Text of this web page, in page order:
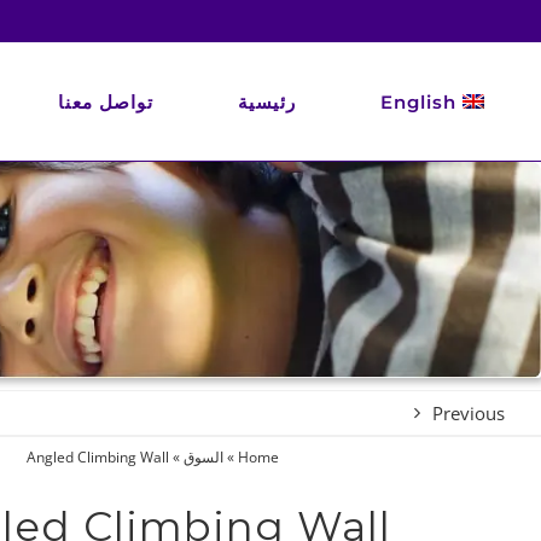
to
English رئيسية تواصل معنا
Previous
Home
»السوق»
Angled Climbing Wall
Climbing Wall